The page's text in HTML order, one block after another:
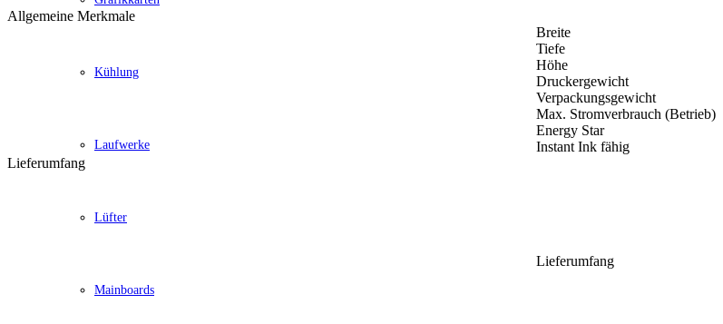
Kühlung
Laufwerke
Lüfter
Mainboards
Allgemeine Merkmale
Breite
Tiefe
Höhe
Druckergewicht
Verpackungsgewicht
Max. Stromverbrauch (Betrieb)
Energy Star
Instant Ink fähig
Lieferumfang
Lieferumfang